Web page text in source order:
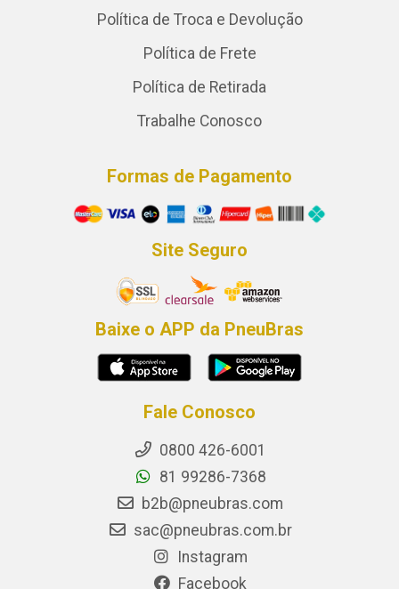
Política de Troca e Devolução
Política de Frete
Política de Retirada
Trabalhe Conosco
Formas de Pagamento
Site Seguro
Baixe o APP da PneuBras
Fale Conosco
0800 426-6001
81 99286-7368
b2b@pneubras.com
sac@pneubras.com.br
Instagram
Facebook